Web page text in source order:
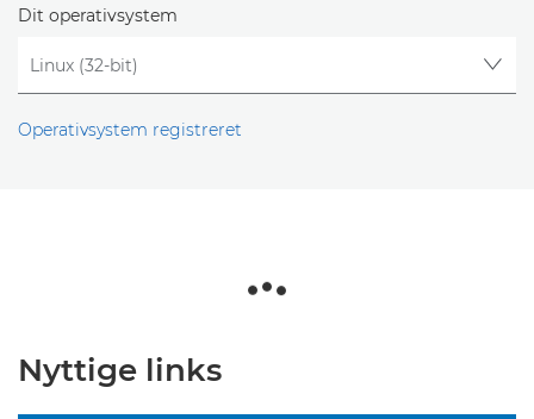
Dit operativsystem
Operativsystem registreret
Nyttige links